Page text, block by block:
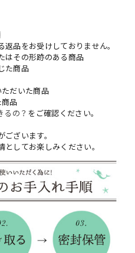
品をお受けしておりません。
はその形跡のある商品
た商品
ただいた商品
商品
るの？ をご確認ください。
ざいます。
してお楽しみください。